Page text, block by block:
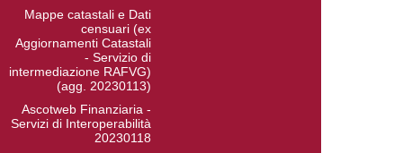
Mappe catastali e Dati
censuari (ex
Aggiornamenti Catastali
- Servizio di
intermediazione RAFVG)
(agg. 20230113)
Ascotweb Finanziaria -
Servizi di Interoperabilità
20230118